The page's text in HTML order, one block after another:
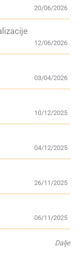
20/06/2026
12/06/2026
03/04/2026
10/12/2025
04/12/2025
26/11/2025
06/11/2025
Dalje